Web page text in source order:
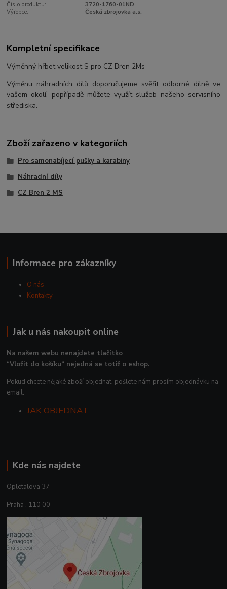
Číslo produktu:
3720-1760-01ND
Výrobce:
Česká zbrojovka a.s.
Kompletní specifikace
Výměnný hřbet velikost S pro CZ Bren 2Ms
Výměnu náhradních dílů doporučujeme svěřit odborné dílně ve
vašem okolí, popřípadě můžete využít služeb našeho servisního
střediska.
Zboží zařazeno v kategoriích
Pro samonabíjecí pušky a karabiny
Náhradní díly
CZ Bren 2 MS
Informace pro zákazníky
O nás
Kontakty
Jak u nás nakoupit online
Na našem webu nenajdete tlačítko
“Vložit do košíku“ nejedná se totiž o eshop.
Pokud chcete nějaké zboží objednat, pošlete nám prosím objednávku na
email.
JAK OBJEDNAT
Kde nás najdete
Opletalova 37
Praha , 110 00